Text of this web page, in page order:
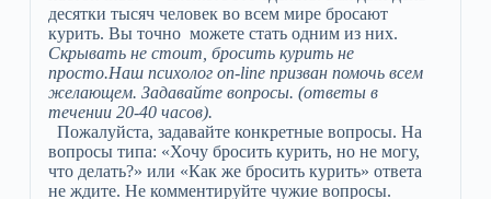
десятки тысяч человек во всем мире бросают
курить. Вы точно можете стать одним из них.
Скрывать не стоит, бросить курить не
просто.Наш психолог on-line призван помочь всем
желающем. Задавайте вопросы. (ответы в
течении 20-40 часов).
Пожалуйста, задавайте конкретные вопросы. На
вопросы типа: «Хочу бросить курить, но не могу,
что делать?» или «Как же бросить курить» ответа
не ждите. Не комментируйте чужие вопросы.